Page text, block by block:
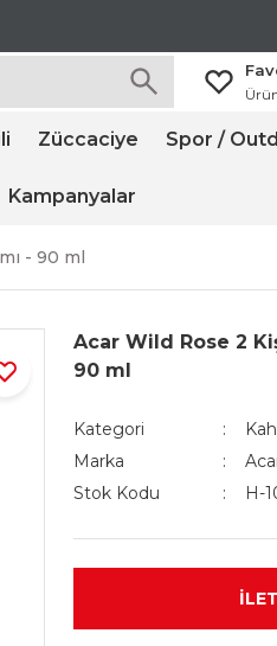
Züccaciye Spor /
Kampanyalar
- 90 ml
Acar Wild Rose 2
90 ml
Kategori
Marka
Stok Kodu
H-